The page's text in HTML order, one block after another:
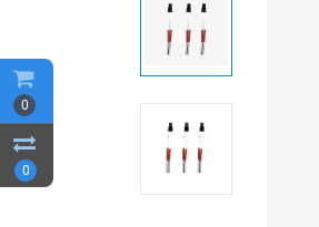
0
0